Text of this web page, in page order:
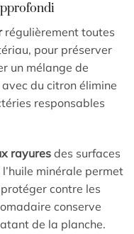
régulièrement toutes
pour préserver
un mélange de
du citron élimine
responsables
rayures des surfaces
minérale permet
contre les
conserve
de la planche.